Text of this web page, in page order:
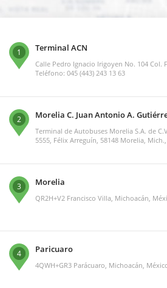
1 Terminal ACN
Calle Pedro Ignacio Irigoyen No. 104 Col.
Teléfono: 045 (443) 243 13 63
2 Morelia C. Juan Antonio A.
Terminal de Autobuses Morelia S.A. de
5555, Félix Arreguín, 58148 Morelia,
3 Morelia
QR2H+V2 Francisco Villa, Michoacán,
4 Paricuaro
4QWH+GR3 Parácuaro, Michoacán,